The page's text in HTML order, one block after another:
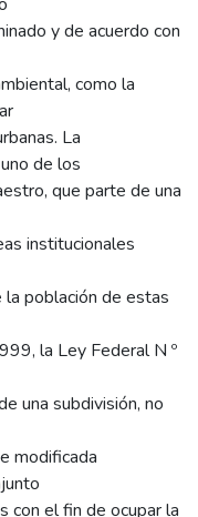
y de acuerdo con
como la
La
de los
que parte de una
institucionales
población de estas
la Ley Federal N º
una subdivisión, no
modificada
con el fin de ocupar la